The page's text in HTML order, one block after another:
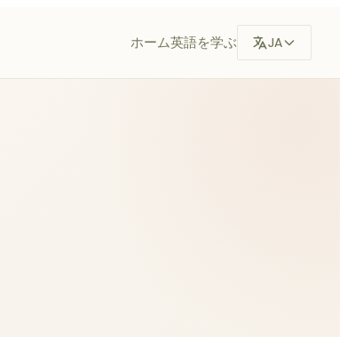
ホーム英語を学ぶ JA